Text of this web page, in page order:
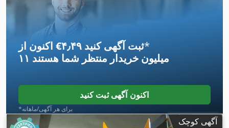
اکنون از ‎€۴٫۴۹ ثبت آگهی کنید*
۱۱ میلیون خریدار منتظر شما هستند
اکنون آگهی ثبت کنید
*برای هر آگهی/ماهانه
آگهی کوچک